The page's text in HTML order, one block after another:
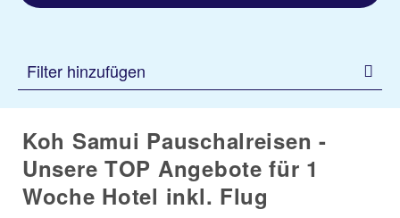
Filter hinzufügen
Koh Samui Pauschalreisen -
Unsere TOP Angebote für 1
Woche Hotel inkl. Flug